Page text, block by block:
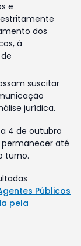
e
dos
à
suscitar
jurídica.
4 de outubro
permanecer até
turno.
Públicos
pela